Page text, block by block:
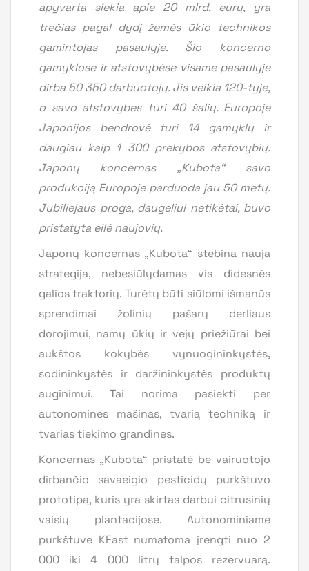
apyvarta siekia apie 20 mlrd. eurų, yra
trečias pagal dydį žemės ūkio technikos
gamintojas pasaulyje. Šio koncerno
gamyklose ir atstovybėse visame pasaulyje
dirba 50 350 darbuotojų. Jis veikia 120-tyje,
o savo atstovybes turi 40 šalių. Europoje
Japonijos bendrovė turi 14 gamyklų ir
daugiau kaip 1 300 prekybos atstovybių.
Japonų koncernas „Kubota“ savo
produkciją Europoje parduoda jau 50 metų.
Jubiliejaus proga, daugeliui netikėtai, buvo
pristatyta eilė naujovių.
Japonų koncernas „Kubota“ stebina nauja
strategija, nebesiūlydamas vis didesnės
galios traktorių. Turėtų būti siūlomi išmanūs
sprendimai žolinių pašarų derliaus
dorojimui, namų ūkių ir vejų priežiūrai bei
aukštos kokybės vynuogininkystės,
sodininkystės ir daržininkystės produktų
auginimui. Tai norima pasiekti per
autonomines mašinas, tvarią techniką ir
tvarias tiekimo grandines.
Koncernas „Kubota“ pristatė be vairuotojo
dirbančio savaeigio pesticidų purkštuvo
prototipą, kuris yra skirtas darbui citrusinių
vaisių plantacijose. Autonominiame
purkštuve KFast numatoma įrengti nuo 2
000 iki 4 000 litrų talpos rezervuarą.